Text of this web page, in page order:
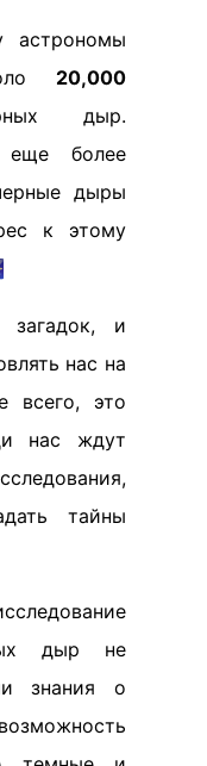
астрономы
20,000
дыр.
еще более
дыры
к этому
загадок, и
нас на
всего, это
нас ждут
тайны
дыр не
знания о